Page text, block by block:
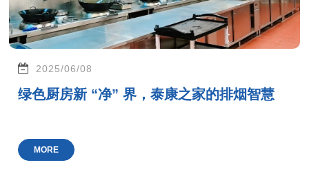
2025/06/08
绿色厨房新 “净” 界，泰康之家的排烟智慧
MORE